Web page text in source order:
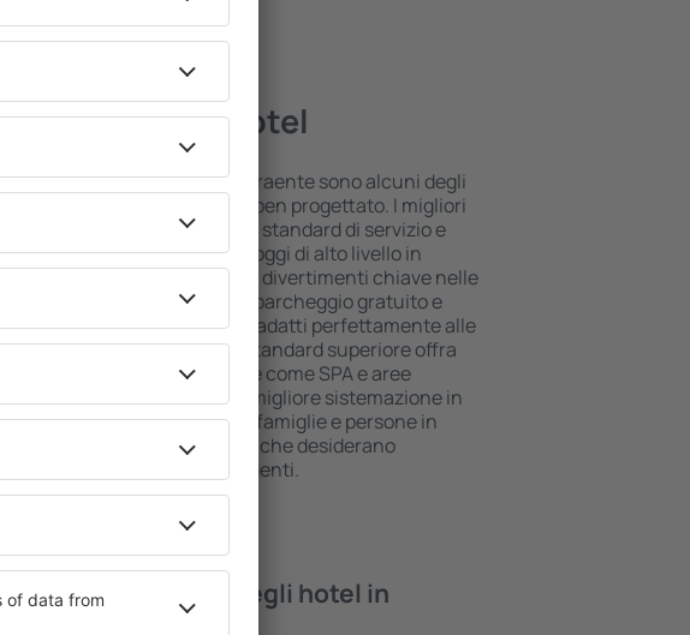
– i migliori hotel
di servizi e una posizione attraente sono alcuni degli
di un hotel all inclusive ben progettato. I migliori
garantiscono il più alto standard di servizio e
di servizi per gli ospiti. Gli alloggi di alto livello in
la migliore posizione e i divertimenti chiave nelle
Gli ospiti possono utilizzare il parcheggio gratuito e
camera o una suite che si adatti perfettamente alle
È probabile che l'hotel di standard superiore offra
delle aree benessere come SPA e aree
attività per bambini. La migliore sistemazione in
la scelta perfetta per coppie, famiglie e persone in
così come per le aziende che desiderano
workshop per i propri dipendenti.
posso trovare negli hotel in